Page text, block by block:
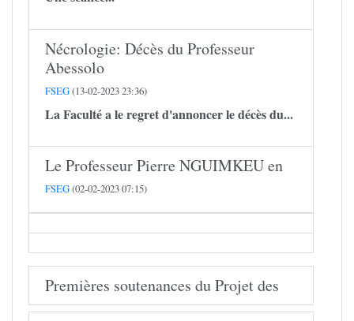
Nécrologie: Décès du Professeur
Abessolo
FSEG(13-02-2023 23:36)
La Faculté a le regret d'annoncer le décès du...
Le Professeur Pierre NGUIMKEU en
FSEG(02-02-2023 07:15)
Premières soutenances du Projet des